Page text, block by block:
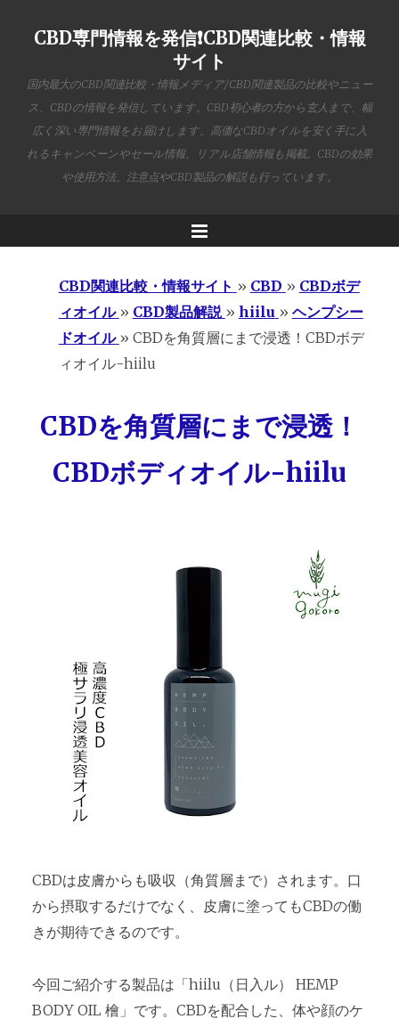
CBD専門情報を発信❗️CBD関連比較・情報
サイト
国内最大のCBD関連比較・情報メディア/CBD関連製品の比較やニュー
ス、CBDの情報を発信しています。CBD初心者の方から玄人まで、幅
広く深い専門情報をお届けします。高価なCBDオイルを安く手に入
れるキャンペーンやセール情報、リアル店舗情報も掲載。CBDの効果
や使用方法、注意点やCBD製品の解説も行っています。
Menu
CBD関連比較・情報サイト » CBD » CBDボデ
ィオイル » CBD製品解説 » hiilu » ヘンプシー
ドオイル » CBDを角質層にまで浸透！CBDボデ
ィオイル-hiilu
CBDを角質層にまで浸透！
CBDボディオイル-hiilu
CBDは皮膚からも吸収（角質層まで）されます。口
から摂取するだけでなく、皮膚に塗ってもCBDの働
きが期待できるのです。
今回ご紹介する製品は「hiilu（日入ル） HEMP
BODY OIL 檜」です。CBDを配合した、体や顔のケ